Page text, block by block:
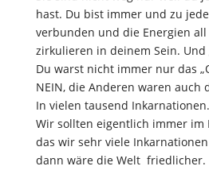
hast. Du bist immer und zu
verbunden und die Energien all
zirkulieren in deinem Sein.
Du warst nicht immer nur das
NEIN, die Anderen waren auch
In vielen tausend Inkarnationen.
Wir sollten eigentlich immer im
das wir sehr viele
dann wäre die Welt friedlicher.